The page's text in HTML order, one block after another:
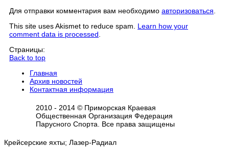
Для отправки комментария вам необходимо авторизоваться
This site uses Akismet to reduce spam. Learn how your
comment data is processed
Страницы:
Back to top
Главная
Архив новостей
Контактная информация
2010 - 2014 © Приморская Краевая
Общественная Организация Федерация
Парусного Спорта. Все права защищены
Крейсерские яхты; Лазер-Радиал